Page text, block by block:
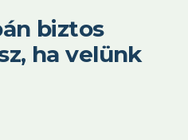
biztos
ha velünk